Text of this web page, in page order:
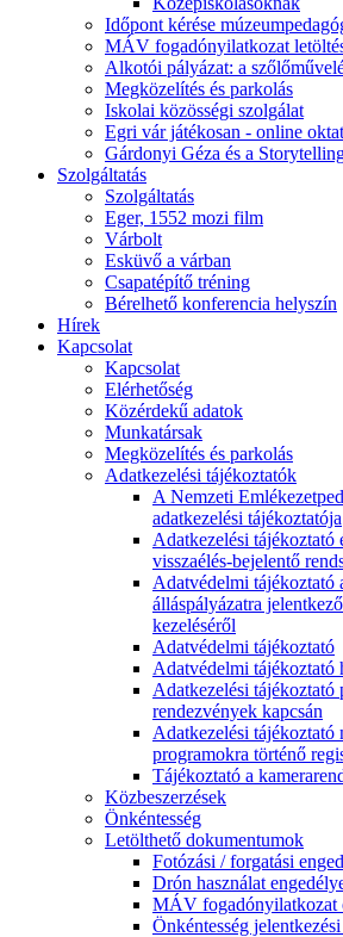
Időpont kérése
MÁV fogadónyilatkozat
Alkotói pályázat: a
Megközelítés és parkolás
Iskolai közösségi szolgálat
Egri vár játékosan - online
Gárdonyi Géza és a
Szolgáltatás
Szolgáltatás
Eger, 1552 mozi film
Várbolt
Esküvő a várban
Csapatépítő tréning
Bérelhető konferencia helyszín
Hírek
Kapcsolat
Kapcsolat
Elérhetőség
Közérdekű adatok
Munkatársak
Megközelítés és parkolás
Adatkezelési tájékoztatók
A Nemzeti
adatkezelési tájékoztatója
Adatkezelési tájékoztató
visszaélés-bejelentő
Adatvédelmi tájékoztató
álláspályázatra
kezeléséről
Adatvédelmi tájékoztató
Adatvédelmi tájékoztató
Adatkezelési tájékoztató
rendezvények kapcsán
Adatkezelési tájékoztató
programokra történő
Tájékoztató a
Közbeszerzések
Önkéntesség
Letölthető dokumentumok
Fotózási / forgatási
Drón használat
MÁV fogadónyilatkozat
Önkéntesség